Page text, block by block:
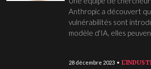
Anthropic a découvert
vulnérabilités sont
modèle d'IA, elles
28 décembre 2023